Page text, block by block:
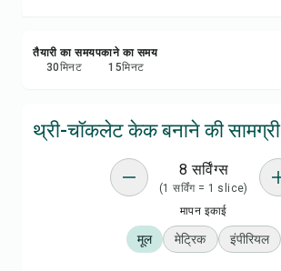
तैयारी का समय
30मिनट
पकाने का समय
15मिनट
थ्री-चॉकलेट केक बनाने की सामग्री
8 सर्विंग्स
(1 सर्विंग = 1 slice)
मापन इकाई
मूल मेट्रिक इंपीरियल